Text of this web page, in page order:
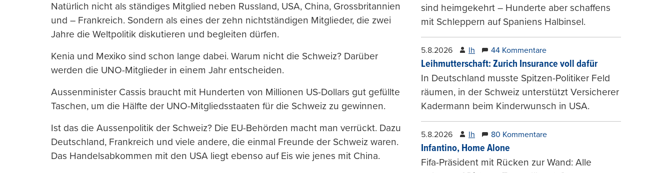
Natürlich nicht als ständiges Mitglied neben Russland, USA, China, Grossbritannien
und – Frankreich. Sondern als eines der zehn nichtständigen Mitglieder, die zwei
Jahre die Weltpolitik diskutieren und begleiten dürfen.
Kenia und Mexiko sind schon lange dabei. Warum nicht die Schweiz? Darüber
werden die UNO-Mitglieder in einem Jahr entscheiden.
Aussenminister Cassis braucht mit Hunderten von Millionen US-Dollars gut gefüllte
Taschen, um die Hälfte der UNO-Mitgliedsstaaten für die Schweiz zu gewinnen.
Ist das die Aussenpolitik der Schweiz? Die EU-Behörden macht man verrückt. Dazu
Deutschland, Frankreich und viele andere, die einmal Freunde der Schweiz waren.
Das Handelsabkommen mit den USA liegt ebenso auf Eis wie jenes mit China.
sind heimgekehrt – Hunderte aber schaffens
mit Schleppern auf Spaniens Halbinsel.
5.8.2026 lh 44 Kommentare
Leihmutterschaft: Zurich Insurance voll dafür
In Deutschland musste Spitzen-Politiker Feld
räumen, in der Schweiz unterstützt Versicherer
Kadermann beim Kinderwunsch in USA.
5.8.2026 lh 80 Kommentare
Infantino, Home Alone
Fifa-Präsident mit Rücken zur Wand: Alle